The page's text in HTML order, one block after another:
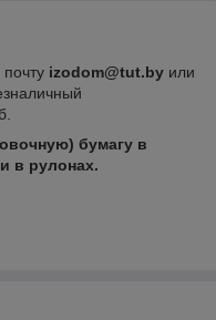
izodom@tut.by или
бумагу в
в рулонах.